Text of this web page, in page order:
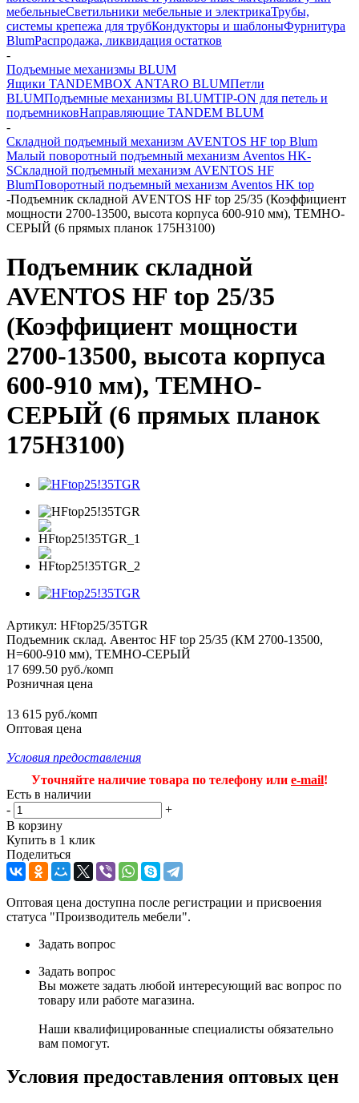
мебельныеСветильники мебельные и электрикаТрубы,
системы крепежа для трубКондукторы и шаблоныФурнитура
BlumРаспродажа, ликвидация остатков
-
Подъемные механизмы BLUM
Ящики TANDEMBOX ANTARO BLUMПетли
BLUMПодъемные механизмы BLUMTIP-ON для петель и
подъемниковНаправляющие TANDEM BLUM
-
Складной подъемный механизм AVENTOS HF top Blum
Малый поворотный подъемный механизм Aventos HK-
SСкладной подъемный механизм AVENTOS HF
BlumПоворотный подъемный механизм Aventos HK top
-Подъемник складной AVENTOS HF top 25/35 (Коэффициент
мощности 2700-13500, высота корпуса 600-910 мм), ТЕМНО-
СЕРЫЙ (6 прямых планок 175H3100)
Подъемник складной
AVENTOS HF top 25/35
(Коэффициент мощности
2700-13500, высота корпуса
600-910 мм), ТЕМНО-
СЕРЫЙ (6 прямых планок
175H3100)
Артикул: HFtop25/35TGR
Подъемник склад. Авентос HF top 25/35 (КМ 2700-13500,
H=600-910 мм), ТЕМНО-СЕРЫЙ
17 699.50 руб./комп
Розничная цена
13 615 руб./комп
Оптовая цена
Условия предоставления
Уточняйте наличие товара по телефону или e-mail!
Есть в наличии
-
+
В корзину
Купить в 1 клик
Поделиться
Оптовая цена доступна после регистрации и присвоения
статуса "Производитель мебели".
Задать вопрос
Задать вопрос
Вы можете задать любой интересующий вас вопрос по
товару или работе магазина.
Наши квалифицированные специалисты обязательно
вам помогут.
Условия предоставления оптовых цен